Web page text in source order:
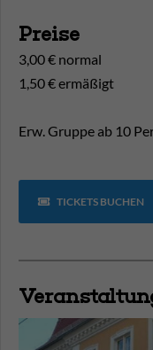
Preise
3,00 € normal
1,50 € ermäßigt
Erw. Gruppe ab 10
TICKETS BUCHEN